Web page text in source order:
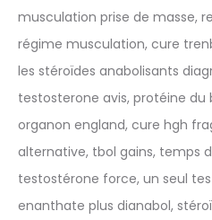
musculation prise de masse,
régime musculation, cure
les stéroïdes anabolisants
testosterone avis, protéine du
organon england, cure hgh
alternative, tbol gains, temps
testostérone force, un seul
enanthate plus dianabol,